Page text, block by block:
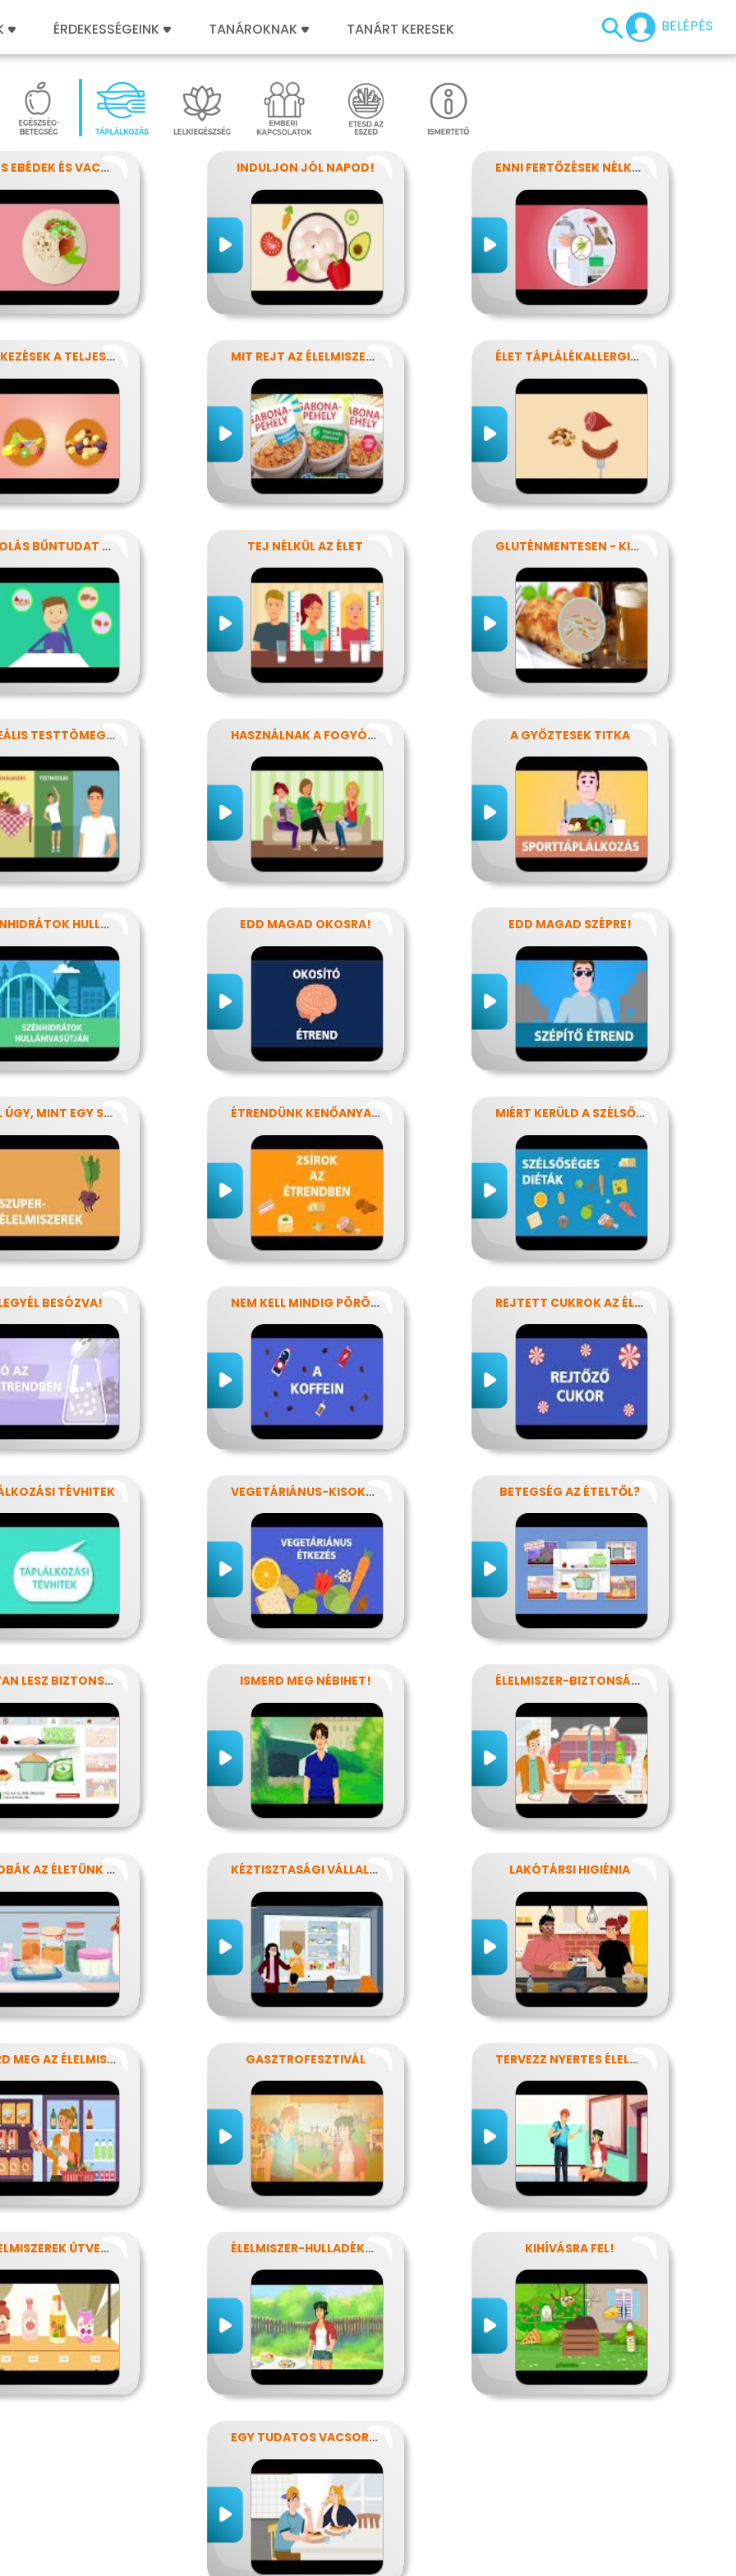
BELÉPÉS
ÉRDEKESSÉGEINK TANÁROKNAK TANÁRT KERESEK
SZÍNES EBÉDEK ÉS VACSORÁK INDULJON JÓL NAPOD! ENNI FERTŐZÉSEK NÉLKÜL
KISÉTKEZÉSEK A TELJESÍTMÉNYÉRT MIT REJT AZ ÉLELMISZERCÍMKE? ÉLET TÁPLÁLÉKALLERGIÁVAL
NASSOLÁS BŰNTUDAT NÉLKÜL TEJ NÉLKÜL AZ ÉLET GLUTÉNMENTESEN - KINEK IS?!
AZ IDEÁLIS TESTTÖMEG TITKAI HASZNÁLNAK A FOGYÓKÚRÁK? A GYŐZTESEK TITKA
A SZÉNHIDRÁTOK HULLÁMVASÚTJÁN EDD MAGAD OKOSRA! EDD MAGAD SZÉPRE!
EGYÉL ÚGY, MINT EGY SZUPERHŐS! ÉTRENDÜNK KENŐANYAGAI: A ZSÍROK MIÉRT KERÜLD A SZÉLSŐSÉGES DIÉTÁKAT?
BESÓZVA! NEM KELL MINDIG PÖRÖGNI REJTETT CUKROK AZ ÉLELMISZEREINKBEN
TÉVHITEK VEGETÁRIÁNUS-KISOKOS BETEGSÉG AZ ÉTELTŐL?
HOGYAN LESZ BIZTONSÁGOS, AMIT MEGESZEL? ISMERD MEG NÉBIHET! ÉLELMISZER-BIZTONSÁG, NÉBIH, EFSA
MIKROBÁK AZ ÉLETÜNK SZÁMOS TERÜLETÉN KÉZTISZTASÁGI VÁLLALAT LAKÓTÁRSI HIGIÉNIA
ISMERD MEG AZ ÉLELMISZEREK TITKAIT! GASZTROFESZTIVÁL TERVEZZ NYERTES ÉLELMISZER-CSOMAGOLÁST!
AZ ÉLELMISZEREK ÚTVESZTŐJÉBEN ÉLELMISZER-HULLADÉKOK KIHÍVÁSRA FEL!
EGY TUDATOS VACSORA RECEPTJE